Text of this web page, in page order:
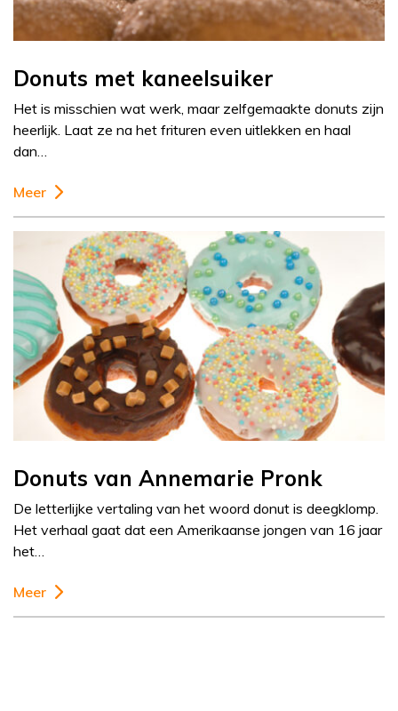
Donuts met kaneelsuiker
Het is misschien wat werk, maar zelfgemaakte donuts zijn
heerlijk. Laat ze na het frituren even uitlekken en haal
dan…
Meer
Donuts van Annemarie Pronk
De letterlijke vertaling van het woord donut is deegklomp.
Het verhaal gaat dat een Amerikaanse jongen van 16 jaar
het…
Meer